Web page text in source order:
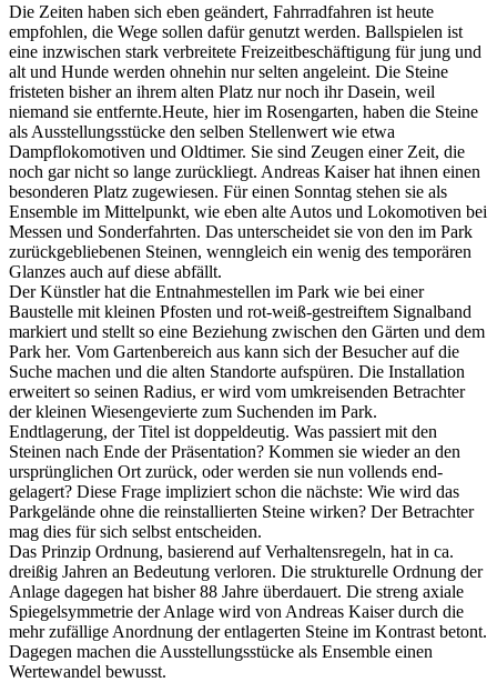
Die Zeiten haben sich eben geändert, Fahrradfahren ist heute
empfohlen, die Wege sollen dafür genutzt werden. Ballspielen ist
eine inzwischen stark verbreitete Freizeitbeschäftigung für jung und
alt und Hunde werden ohnehin nur selten angeleint. Die Steine
fristeten bisher an ihrem alten Platz nur noch ihr Dasein, weil
niemand sie entfernte.Heute, hier im Rosengarten, haben die Steine
als Ausstellungsstücke den selben Stellenwert wie etwa
Dampflokomotiven und Oldtimer. Sie sind Zeugen einer Zeit, die
noch gar nicht so lange zurückliegt. Andreas Kaiser hat ihnen einen
besonderen Platz zugewiesen. Für einen Sonntag stehen sie als
Ensemble im Mittelpunkt, wie eben alte Autos und Lokomotiven bei
Messen und Sonderfahrten. Das unterscheidet sie von den im Park
zurückgebliebenen Steinen, wenngleich ein wenig des temporären
Glanzes auch auf diese abfällt.
Der Künstler hat die Entnahmestellen im Park wie bei einer
Baustelle mit kleinen Pfosten und rot-weiß-gestreiftem Signalband
markiert und stellt so eine Beziehung zwischen den Gärten und dem
Park her. Vom Gartenbereich aus kann sich der Besucher auf die
Suche machen und die alten Standorte aufspüren. Die Installation
erweitert so seinen Radius, er wird vom umkreisenden Betrachter
der kleinen Wiesengevierte zum Suchenden im Park.
Endtlagerung, der Titel ist doppeldeutig. Was passiert mit den
Steinen nach Ende der Präsentation? Kommen sie wieder an den
ursprünglichen Ort zurück, oder werden sie nun vollends end-
gelagert? Diese Frage impliziert schon die nächste: Wie wird das
Parkgelände ohne die reinstallierten Steine wirken? Der Betrachter
mag dies für sich selbst entscheiden.
Das Prinzip Ordnung, basierend auf Verhaltensregeln, hat in ca.
dreißig Jahren an Bedeutung verloren. Die strukturelle Ordnung der
Anlage dagegen hat bisher 88 Jahre überdauert. Die streng axiale
Spiegelsymmetrie der Anlage wird von Andreas Kaiser durch die
mehr zufällige Anordnung der entlagerten Steine im Kontrast betont.
Dagegen machen die Ausstellungsstücke als Ensemble einen
Wertewandel bewusst.